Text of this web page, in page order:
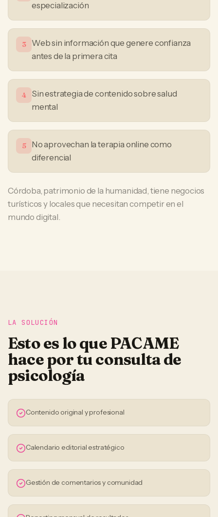
especialización
3
Web sin información que genere confianza
antes de la primera cita
4
Sin estrategia de contenido sobre salud
mental
5
No aprovechan la terapia online como
diferencial
Córdoba, patrimonio de la humanidad, tiene negocios
turísticos y locales que necesitan competir en el
mundo digital.
LA SOLUCIÓN
Esto es lo que PACAME
hace por tuconsulta de
psicología
Contenido original y profesional
Calendario editorial estratégico
Gestión de comentarios y comunidad